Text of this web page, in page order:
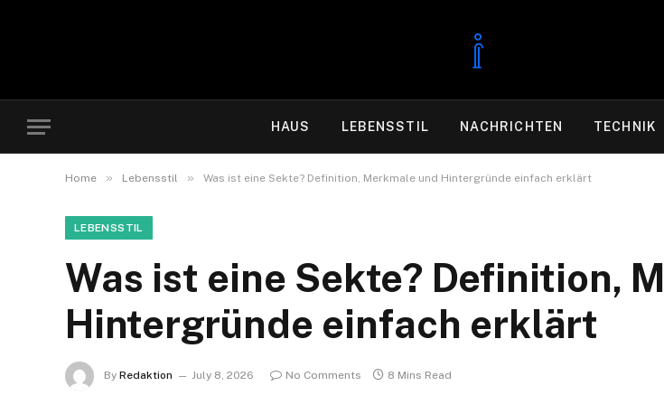
HAUS LEBENSSTIL NACHRICHTEN TECHNIK
Home » Lebensstil » Was ist eine Sekte? Definition, Merkmale und Hintergründe einfach erklärt
LEBENSSTIL
Was ist eine Sekte? Definition,
Hintergründe einfach erklärt
By Redaktion July 8, 2026 No Comments 8 Mins Read